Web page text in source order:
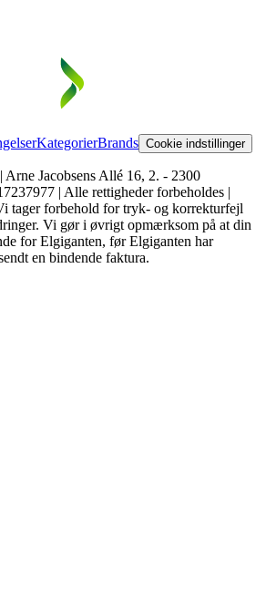
KategorierBrands Cookie indstillinger
Jacobsens Allé 16, 2. - 2300
| Alle rettigheder forbeholdes |
tager forbehold for tryk- og korrekturfejl
Vi gør i øvrigt opmærksom på at din
for Elgiganten, før Elgiganten har
en bindende faktura.